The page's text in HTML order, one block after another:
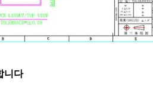
니다